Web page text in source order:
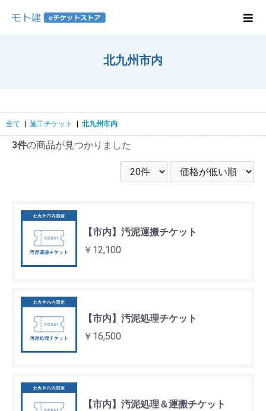
北九州市内
全て 施工チケット 北九州市内
3件の商品が見つかりました
【市内】汚泥運搬チケット
￥12,100
【市内】汚泥処理チケット
￥16,500
【市内】汚泥処理＆運搬チケット